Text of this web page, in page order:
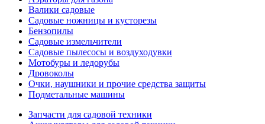
Валики садовые
Садовые ножницы и кусторезы
Бензопилы
Садовые измельчители
Садовые пылесосы и воздуходувки
Мотобуры и ледорубы
Дровоколы
Очки, наушники и прочие средства защиты
Подметальные машины
Запчасти для садовой техники